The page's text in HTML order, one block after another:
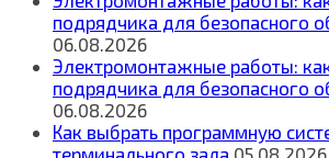
подрядчика для безопасного
06.08.2026
Электромонтажные работы:
подрядчика для безопасного
06.08.2026
Как выбрать программную